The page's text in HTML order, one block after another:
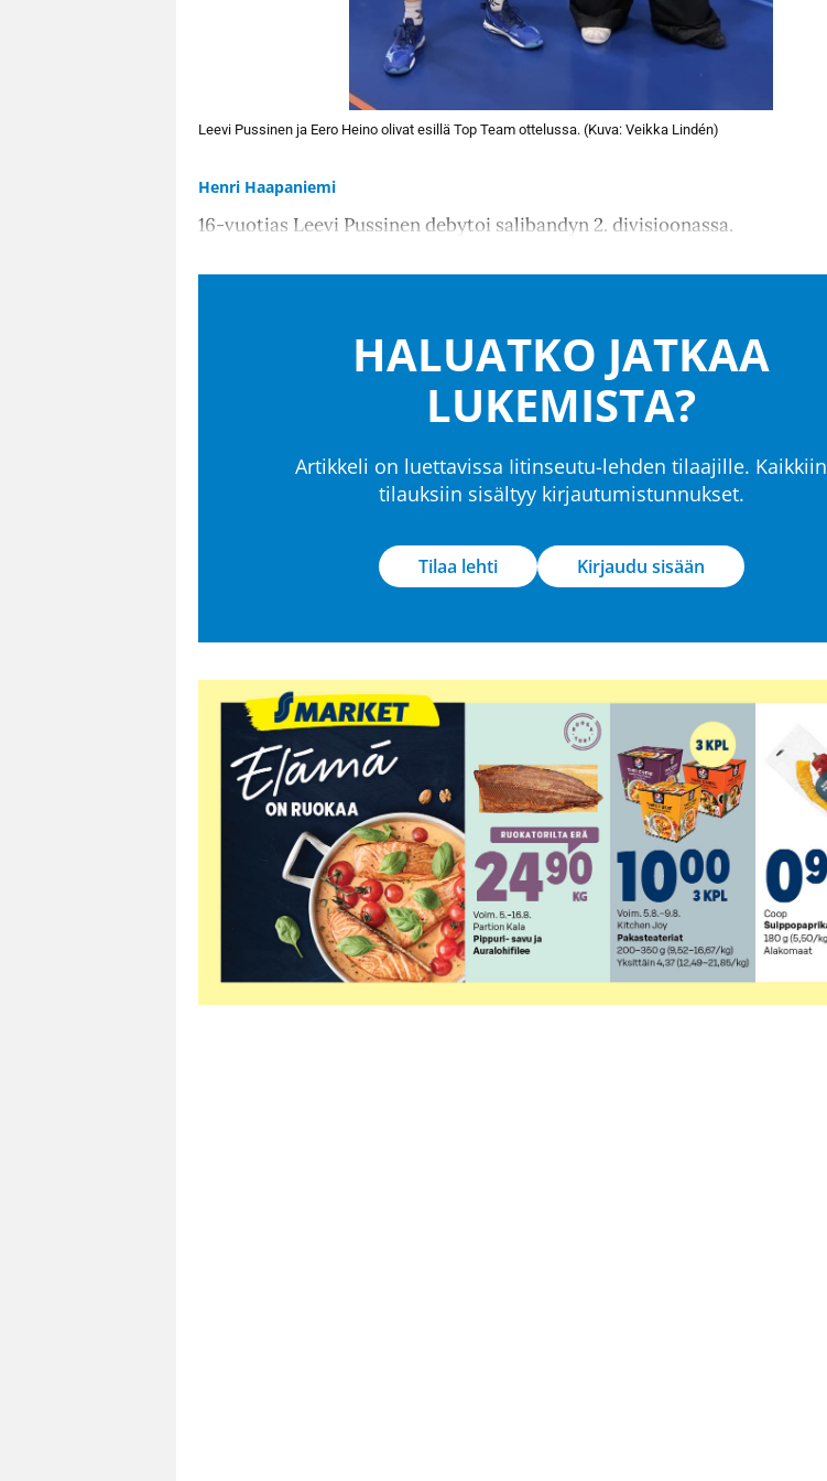
Leevi Pussinen ja Eero Heino olivat esillä Top Team ottelussa. (Kuva: Veikka Lindén)
Henri Haapaniemi
16-vuotias Leevi Pussinen debytoi salibandyn 2. divisioonassa.
HALUATKO JATKAA
LUKEMISTA?
Artikkeli on luettavissa Iitinseutu-lehden tilaajille. Kaikkiin
tilauksiin sisältyy kirjautumistunnukset.
Tilaa lehti Kirjaudu sisään